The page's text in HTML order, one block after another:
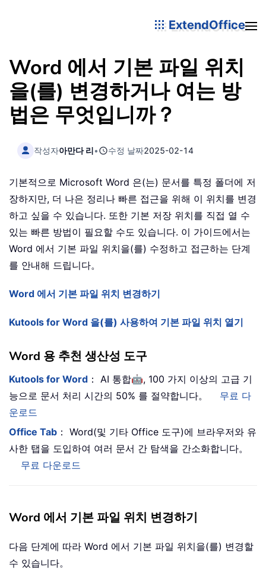
ExtendOffice
Word 에서 기본 파일 위치
을(를) 변경하거나 여는 방
법은 무엇입니까？
작성자아만다 리• 수정 날짜2025-02-14
기본적으로 Microsoft Word 은(는) 문서를 특정 폴더에 저
장하지만, 더 나은 정리나 빠른 접근을 위해 이 위치를 변경
하고 싶을 수 있습니다. 또한 기본 저장 위치를 직접 열 수
있는 빠른 방법이 필요할 수도 있습니다. 이 가이드에서는
Word 에서 기본 파일 위치을(를) 수정하고 접근하는 단계
를 안내해 드립니다。
Word 에서 기본 파일 위치 변경하기
Kutools for Word 을(를) 사용하여 기본 파일 위치 열기
Word 용 추천 생산성 도구
Kutools for Word ： AI 통합🤖, 100 가지 이상의 고급 기
능으로 문서 처리 시간의 50% 를 절약합니다。
무료 다
운로드
Office Tab ： Word(및 기타 Office 도구)에 브라우저와 유
사한 탭을 도입하여 여러 문서 간 탐색을 간소화합니다。
무료 다운로드
Word 에서 기본 파일 위치 변경하기
다음 단계에 따라 Word 에서 기본 파일 위치을(를) 변경할
수 있습니다。